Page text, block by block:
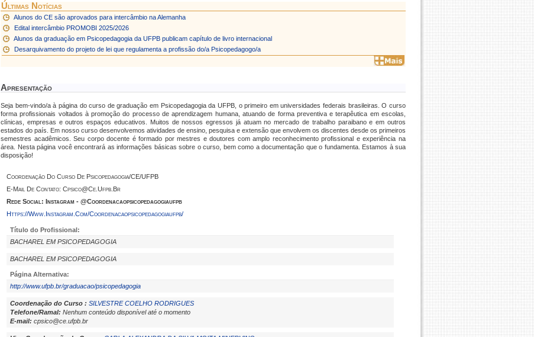
Últimas Notícias
Alunos do CE são aprovados para intercâmbio na Alemanha
Edital intercâmbio PROMOBI 2025/2026
Alunos da graduação em Psicopedagogia da UFPB publicam capítulo de livro internacional
Desarquivamento do projeto de lei que regulamenta a profissão do/a Psicopedagogo/a
Apresentação
Seja bem-vindo/a à página do curso de graduação em Psicopedagogia da UFPB, o primeiro em universidades federais brasileiras. O curso
forma profissionais voltados à promoção do processo de aprendizagem humana, atuando de forma preventiva e terapêutica em escolas,
clínicas, empresas e outros espaços educativos. Muitos de nossos egressos já atuam no mercado de trabalho paraibano e em outros
estados do país. Em nosso curso desenvolvemos atividades de ensino, pesquisa e extensão que envolvem os discentes desde os primeiros
semestres acadêmicos. Seu corpo docente é formado por mestres e doutores com amplo reconhecimento profissional e experiência na
área. Nesta página você encontrará as informações básicas sobre o curso, bem como a documentação que o fundamenta. Estamos à sua
disposição!
Coordenação Do Curso De Psicopedagogia/CE/UFPB
E-Mail De Contato: Cpsico@ce.ufpb.br
Rede Social: Instagram - @coordenacaopsicopedagogiaufpb
Https://www.instagram.com/coordenacaopsicopedagogiaufpb/
Título do Profissional:
BACHAREL EM PSICOPEDAGOGIA
BACHAREL EM PSICOPEDAGOGIA
Página Alternativa:
http://www.ufpb.br/graduacao/psicopedagogia
Coordenação do Curso : SILVESTRE COELHO RODRIGUES
Telefone/Ramal: Nenhum conteúdo disponível até o momento
E-mail: cpsico@ce.ufpb.br